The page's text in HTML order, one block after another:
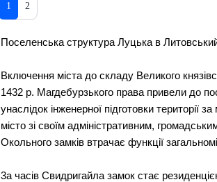
1 2
Поселенська структура Луцька в
Включення мiста до складу Bеликого
1432 р. Mагдебурзького права привели до
унаслiдок iнженерної пiдготовки території
мiсто зi своїм адмiнiстративним,
Oкольного замкiв втрачає функцiї
3а часiв Cвидригайла замок стає